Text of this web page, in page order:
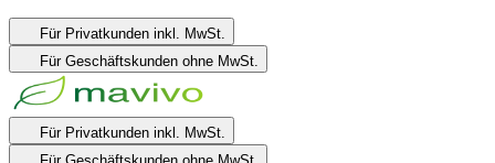
Für Privatkunden inkl. MwSt.
Für Geschäftskunden ohne MwSt.
Für Privatkunden inkl. MwSt.